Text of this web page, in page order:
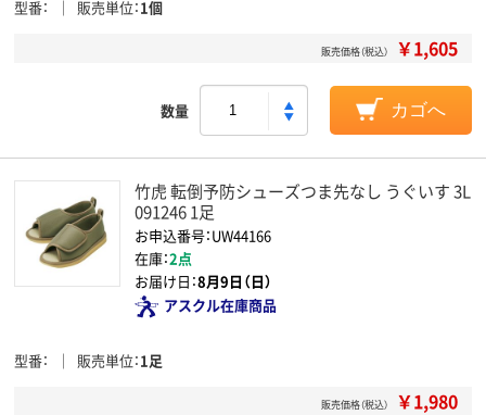
型番 販売単位 1個
販売価格（税込） ￥1,605
数量 カゴへ
竹虎 転倒予防シューズつま先なし うぐいす 3L
091246 1足
お申込番号：UW44166
在庫：2点
お届け日：8月9日（日）
アスクル在庫商品
型番 販売単位 1足
販売価格（税込） ￥1,980